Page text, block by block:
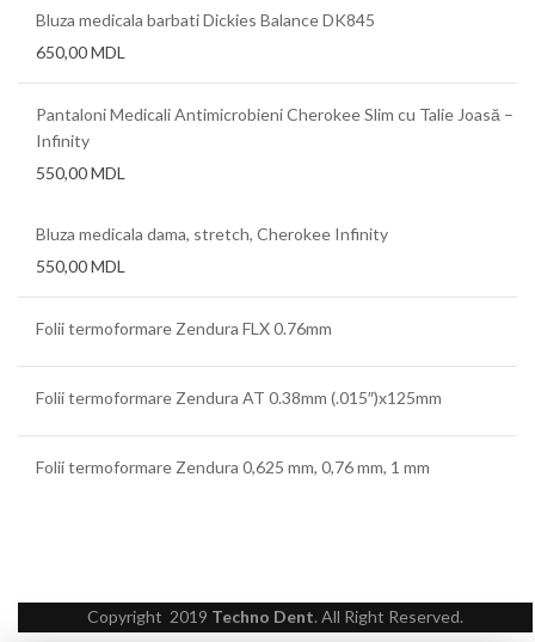
Bluza medicala barbati Dickies Balance DK845
650,00MDL
Pantaloni Medicali Antimicrobieni Cherokee Slim cu Talie Joasă –
Infinity
550,00MDL
Bluza medicala dama, stretch, Cherokee Infinity
550,00MDL
Folii termoformare Zendura FLX 0.76mm
Folii termoformare Zendura AT 0.38mm (.015″)x125mm
Folii termoformare Zendura 0,625 mm, 0,76 mm, 1 mm
Copyright 2019 Techno Dent. All Right Reserved.